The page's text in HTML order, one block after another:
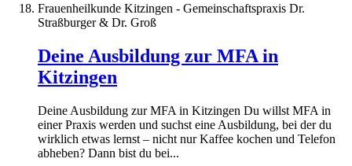
Frauenheilkunde Kitzingen - Gemeinschaftspraxis Dr.
Straßburger & Dr. Groß
Deine Ausbildung zur MFA in
Kitzingen
Deine Ausbildung zur MFA in Kitzingen Du willst MFA in
einer Praxis werden und suchst eine Ausbildung, bei der du
wirklich etwas lernst – nicht nur Kaffee kochen und Telefon
abheben? Dann bist du bei...